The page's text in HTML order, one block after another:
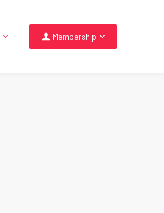
Membership